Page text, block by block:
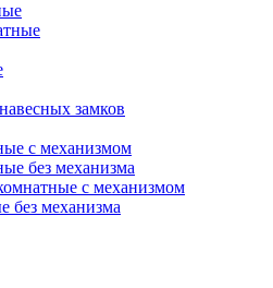
замков
с механизмом
без механизма
с механизмом
без механизма